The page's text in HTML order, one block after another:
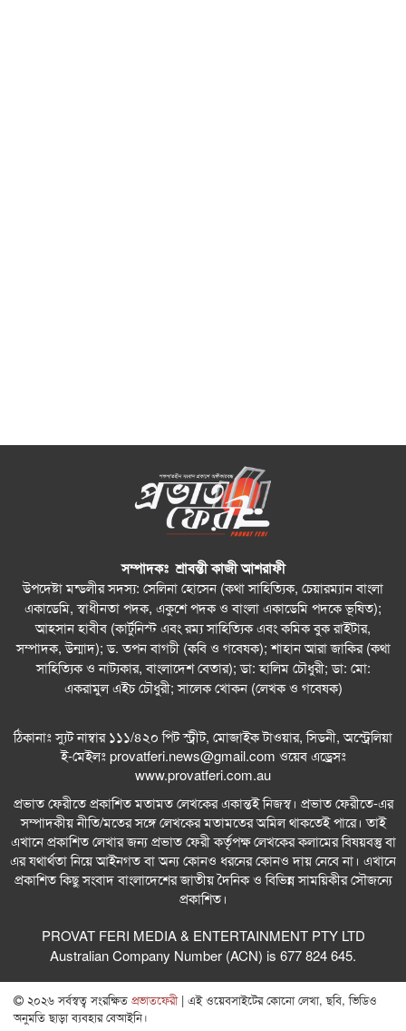
সম্পাদকঃ শ্রাবন্তী কাজী আশরাফী
উপদেষ্টা মন্ডলীর সদস্য: সেলিনা হোসেন (কথা সাহিত্যিক, চেয়ারম্যান বাংলা
একাডেমি, স্বাধীনতা পদক, একুশে পদক ও বাংলা একাডেমি পদকে ভূষিত);
আহসান হাবীব (কার্টুনিস্ট এবং রম্য সাহিত্যিক এবং কমিক বুক রাইটার,
সম্পাদক, উন্মাদ); ড. তপন বাগচী (কবি ও গবেষক); শাহান আরা জাকির (কথা
সাহিত্যিক ও নাট্যকার, বাংলাদেশ বেতার); ডা: হালিম চৌধুরী; ডা: মো:
একরামুল এইচ চৌধুরী; সালেক খোকন (লেখক ও গবেষক)
ঠিকানাঃ স্যুট নাম্বার ১১১/৪২০ পিট স্ট্রীট, মোজাইক টাওয়ার, সিডনী, অস্ট্রেলিয়া
ই-মেইলঃprovatferi.news@gmail.com ওয়েব এড্রেসঃ
www.provatferi.com.au
প্রভাত ফেরীতে প্রকাশিত মতামত লেখকের একান্তই নিজস্ব। প্রভাত ফেরীতে-এর
সম্পাদকীয় নীতি/মতের সঙ্গে লেখকের মতামতের অমিল থাকতেই পারে। তাই
এখানে প্রকাশিত লেখার জন্য প্রভাত ফেরী কর্তৃপক্ষ লেখকের কলামের বিষয়বস্তু বা
এর যথার্থতা নিয়ে আইনগত বা অন্য কোনও ধরনের কোনও দায় নেবে না। এখানে
প্রকাশিত কিছু সংবাদ বাংলাদেশের জাতীয় দৈনিক ও বিভিন্ন সাময়িকীর সৌজন্যে
প্রকাশিত।
PROVAT FERI MEDIA & ENTERTAINMENT PTY LTD
Australian Company Number (ACN) is 677 824 645.
২০২৬ সর্বস্বত্ব সংরক্ষিত প্রভাতফেরী| এই ওয়েবসাইটের কোনো লেখা, ছবি, ভিডিও
অনুমতি ছাড়া ব্যবহার বেআইনি।